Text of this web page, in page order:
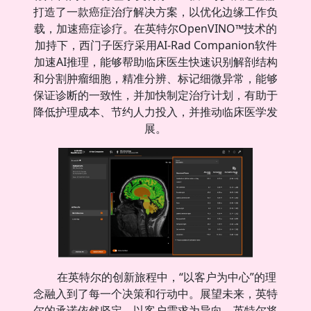
打造了一款癌症治疗解决方案，以优化边缘工作负
载，加速癌症诊疗。在英特尔OpenVINO™技术的
加持下，西门子医疗采用AI-Rad Companion软件
加速AI推理，能够帮助临床医生快速识别解剖结构
和分割肿瘤细胞，精准分辨、标记细微异常，能够
保证诊断的一致性，并加快制定治疗计划，有助于
降低护理成本、节约人力投入，并推动临床医学发
展。
在英特尔的创新旅程中，“以客户为中心”的理
念融入到了每一个决策和行动中。展望未来，英特